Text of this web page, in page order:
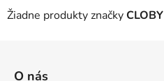
Žiadne produkty značkyCLOBY
O nás